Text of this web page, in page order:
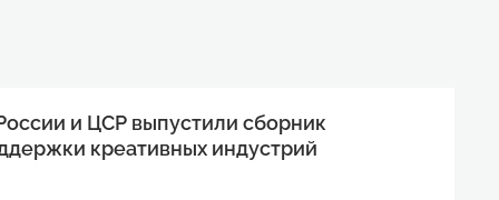
и ЦСР выпустили сборник
креативных индустрий